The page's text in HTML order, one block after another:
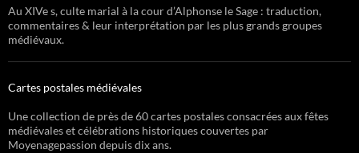
Au XIVe s, culte marial à la cour d’Alphonse le Sage : traduction,
commentaires & leur interprétation par les plus grands groupes
médiévaux.
Cartes postales médiévales
Une collection de près de 60 cartes postales consacrées aux fêtes
médiévales et célébrations historiques couvertes par
Moyenagepassion depuis dix ans.